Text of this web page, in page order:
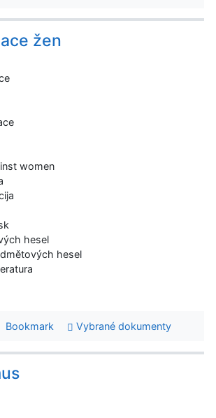
žen
women
hesel
hesel
Bookmark Vybrané dokumenty